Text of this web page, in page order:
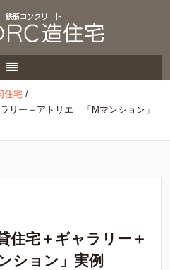
住宅 /
リー＋アトリエ 「Mマンション」
宅＋ギャラリー＋
ション」実例